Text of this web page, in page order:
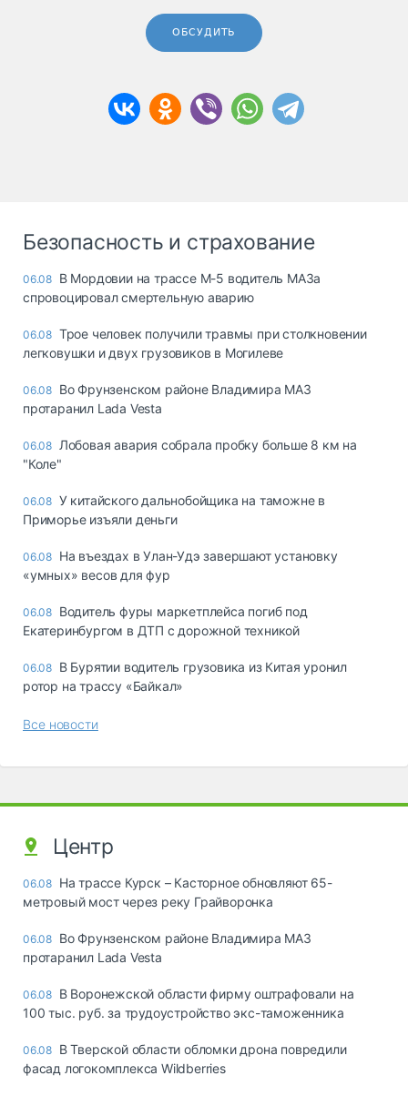
ОБСУДИТЬ
Безопасность и страхование
06.08 В Мордовии на трассе М-5 водитель МАЗа
спровоцировал смертельную аварию
06.08 Трое человек получили травмы при столкновении
легковушки и двух грузовиков в Могилеве
06.08 Во Фрунзенском районе Владимира МАЗ
протаранил Lada Vesta
06.08 Лобовая авария собрала пробку больше 8 км на
"Коле"
06.08 У китайского дальнобойщика на таможне в
Приморье изъяли деньги
06.08 Ha въeздax в Улaн-Удэ зaвepшaют ycтaнoвкy
«yмныx» вecoв для фyp
06.08 Водитель фуры маркетплейса погиб под
Екатеринбургом в ДТП с дорожной техникой
06.08 В Бурятии водитель грузовика из Китая уронил
ротор на трассу «Байкал»
Все новости
Центр
06.08 На трассе Курск – Касторное обновляют 65-
метровый мост через реку Грайворонка
06.08 Во Фрунзенском районе Владимира МАЗ
протаранил Lada Vesta
06.08 В Воронежской области фирму оштрафовали на
100 тыс. руб. за трудоустройство экс-таможенника
06.08 В Тверской области обломки дрона повредили
фасад логокомплекса Wildberries